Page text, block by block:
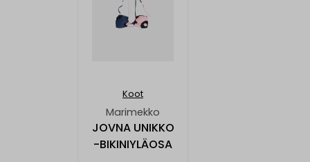
Koot
Marimekko
JOVNA UNIKKO
-BIKINIYLÄOSA